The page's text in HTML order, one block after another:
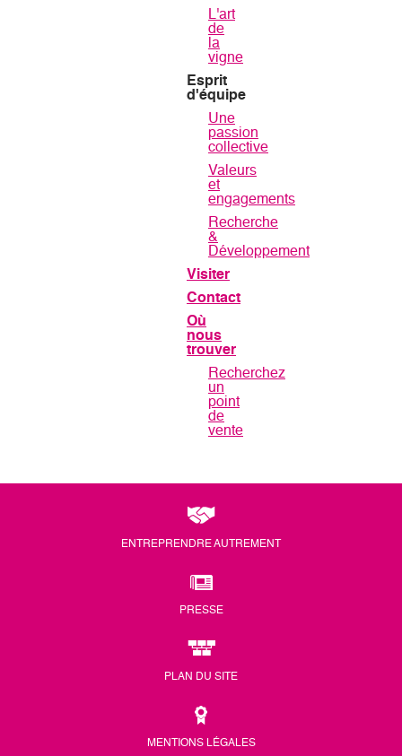
L'art
de
la
vigne
Esprit
d'équipe
Une
passion
collective
Valeurs
et
engagements
Recherche
&
Développement
Visiter
Contact
Où
nous
trouver
Recherchez
un
point
de
vente
ENTREPRENDRE AUTREMENT
PRESSE
PLAN DU SITE
MENTIONS LÉGALES